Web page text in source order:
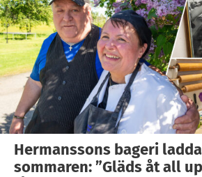
Hermanssons bageri
sommaren: ”Gläds åt all